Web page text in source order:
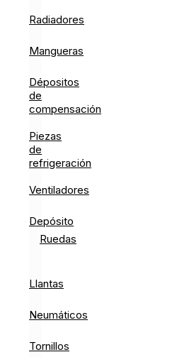
Radiadores
Mangueras
Dépositos
de
compensación
Piezas
de
refrigeración
Ventiladores
Depósito
Ruedas
Llantas
Neumáticos
Tornillos